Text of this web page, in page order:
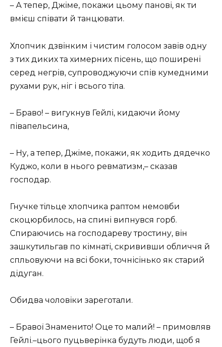
– А тепер, Джіме, покажи цьому панові, як ти
вмієш співати й танцювати.
Хлопчик дзвінким і чистим голосом завів одну
з тих диких та химерних пісень, що поширені
серед негрів, супроводжуючи спів кумедними
рухами рук, ніг і всього тіла.
– Браво! – вигукнув Гейлі, кидаючи йому
півапельсина,
– Ну, а тепер, Джіме, покажи, як ходить дядечко
Куджо, коли в нього ревматизм,– сказав
господар.
Гнучке тільце хлопчика раптом немовби
скоцюрбилось, на спині випнувся горб.
Спираючись на господареву тростину, він
зашкутильгав по кімнаті, скрививши обличчя й
спльовуючи на всі боки, точнісінько як старий
дідуган.
Обидва чоловіки зареготали.
– Бравої Знаменито! Оце то малий! – примовляв
Гейлі.–цього пуцьверінка будуть люди, щоб я